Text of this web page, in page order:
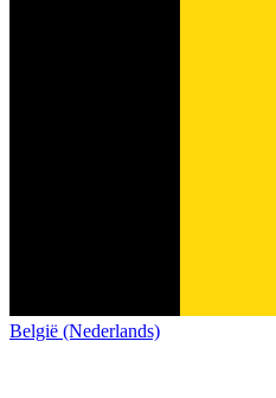
België (Nederlands)